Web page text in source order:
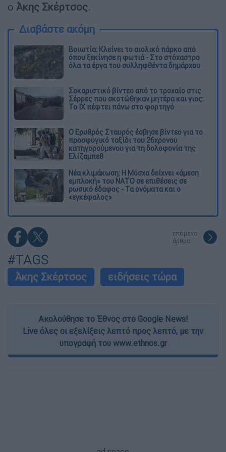
ο Άκης Σκέρτσος.
Διαβάστε ακόμη
Βοιωτία: Κλείνει το αιολικό πάρκο από
όπου ξεκίνησε η φωτιά - Στο στόχαστρο
όλα τα έργα του συλληφθέντα δημάρχου
Σοκαριστικό βίντεο από το τροχαίο στις
Σέρρες που σκοτώθηκαν μητέρα και γιος:
Το ΙΧ πέφτει πάνω στο φορτηγό
Ο Ερυθρός Σταυρός έσβησε βίντεο για το
προσφυγικό ταξίδι του 26χρονου
κατηγορούμενου για τη δολοφονία της
Ελίζαμπεθ
Νέα κλιμάκωση: Η Μόσχα δείχνει «άμεση
εμπλοκή» του ΝΑΤΟ σε επιθέσεις σε
ρωσικό έδαφος - Τα ονόματα και ο
«εγκέφαλος»
επόμενο
άρθρο
#TAGS
Άκης Σκέρτσος ειδήσεις τώρα
Ακολούθησε το Έθνος στο Google News!
Live όλες οι εξελίξεις λεπτό προς λεπτό, με την
υπογραφή του www.ethnos.gr